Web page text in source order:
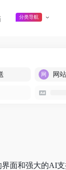
分类导航
网
面和强大的AI